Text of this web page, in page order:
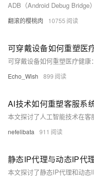
翻滚的樱桃肉 10755
可穿戴设备如何重塑医
可穿戴设备如何重塑医疗健
Echo_Wish 899
nefelibata 911